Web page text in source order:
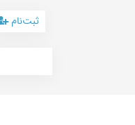
ثبت‌نام